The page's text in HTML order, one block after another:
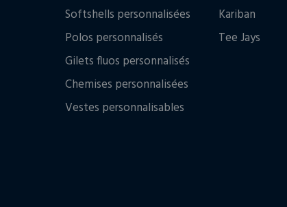
Softshells personnalisées
Polos personnalisés
Gilets fluos personnalisés
Chemises personnalisées
Vestes personnalisables
Kariban
Tee Jays